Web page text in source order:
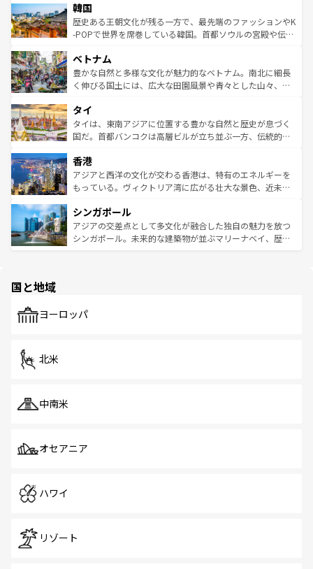
ワイを、存分に味わってほしい。 なお、新着のハワイ情報
はコンテンツ一覧を参照してほしい。
いる。アクティビティも充実しており、サーフィンやダイ
ビング、ハイキングなど、アウトドア好きにはたまらな
い。オーストラリアの多彩な魅力を存分に味わいつくそ
参照してほしい。
ン）、静ひつな山岳地帯である台湾東部など、都市の喧騒
と山間の静けさが共存しており、訪れる人に新しい発見と
驚きをもたらしてくれる。また、奥深い台湾の食文化も魅
容にもいいと評判のスイーツなど、バラエティ豊かな料理
が味わえる。 なお、新着の台湾情報は コンテンツ一覧を参
照してほしい。
韓国
歴史ある王朝文化が残る一方で、最先端のファッションやK
-POPで世界を席巻している韓国。首都ソウルの宮殿や伝統
き、地方に足を延ばせば四季折々の自然美を楽しむことが
できる。そして、キムチや焼肉、絶品のストリートフード
まで、さまざまな韓国料理が待っている。夜には、韓国な
リティに包まれながら、韓国の多彩な魅力を心ゆくまで味
わってみてほしい。 なお、新着の韓国情報はコンテンツ一
覧を参照してほしい。
ベトナム
豊かな自然と多様な文化が魅力的なベトナム。南北に細長
く伸びる国土には、広大な田園風景や青々とした山々、世
急速な発展と共に伝統が息づく。ハノイの古い町並みやホ
ーチミン市のフランス統治時代の建物も、独特の雰囲気を
醸し出している。また、バラエティの豊かさとおいしさで
とつ。フォーやバインミー、ベトナムコーヒーなどは、ぜ
ひ現地で味わいたい。どの地域を訪れてもあたたかい人々
が旅行者を迎えてくれるので、きっと忘れられない旅にな
参照してほしい。
タイ
タイは、東南アジアに位置する豊かな自然と歴史が息づく
国だ。首都バンコクは高層ビルが立ち並ぶ一方、伝統的な
の活気が交差している。北部ではチェンマイなどの山岳地
帯で自然と触れ合い、南部ではプーケットやクラビの美し
いビーチでリゾート気分を楽しむことができる。タイ料理
激する。気候は一年中温暖で、どの季節にも異なる楽しみ
が待っている。親しみやすいタイの人々、仏教を中心とし
た文化、そして多様な観光資源が、訪れる旅人を魅了し続
香港
アジアと西洋の文化が交わる香港は、特有のエネルギーを
もっている。ヴィクトリア湾に広がる壮大な景色、近未来
み、どこを訪れても感動するはず。観光スポットが密集し
ており、効率よく見どころを回れるのも魅力。息をのむよ
うな絶景から文化的な体験まで、香港を存分に楽しみ尽く
シンガポール
アジアの交差点として多文化が融合した独自の魅力を放つ
シンガポール。未来的な建築物が並ぶマリーナベイ、歴史
で、ホーカーズは地元の風情を楽しめる外せないスポット
国と地域
ヨーロッパ
北米
中南米
オセアニア
ハワイ
リゾート